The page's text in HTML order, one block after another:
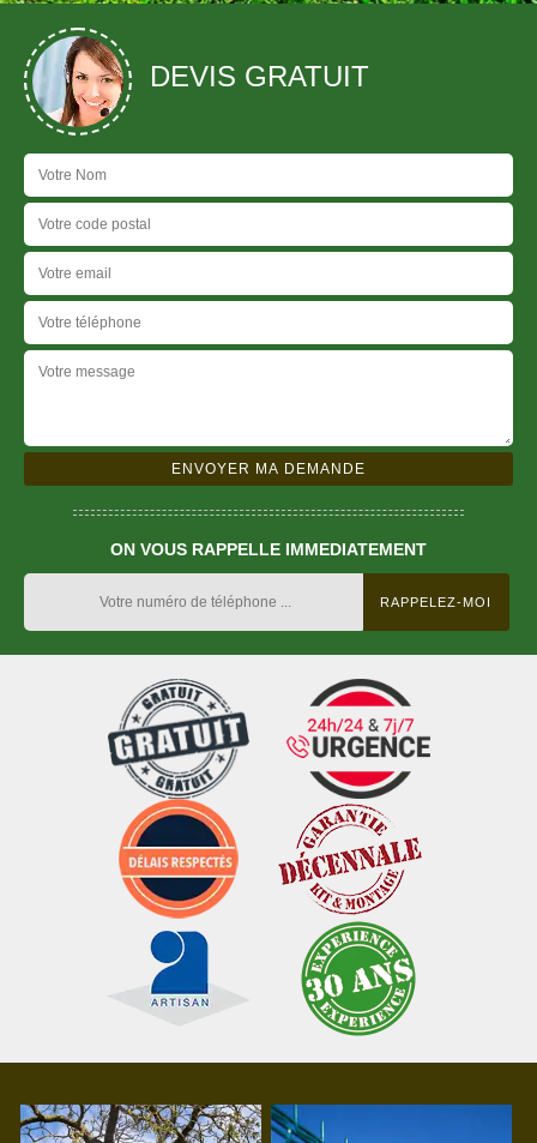
DEVIS GRATUIT
ON VOUS RAPPELLE IMMEDIATEMENT